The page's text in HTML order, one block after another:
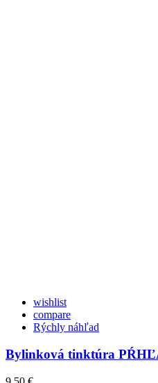
wishlist
compare
Rýchly náhľad
Bylinková tinktúra